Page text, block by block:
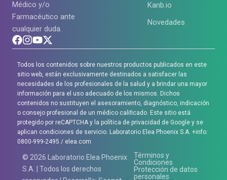
Médico y/o
Farmacéutico ante
cualquier duda.
Kanb.io
Novedades
Todos los contenidos sobre nuestros productos publicados en este
sitio web, están exclusivamente destinados a satisfacer las
necesidades de los profesionales de la salud y a brindar una mayor
información para el uso adecuado de los mismos. Dichos
contenidos no sustituyen el asesoramiento, diagnóstico, indicación
o consejo profesional de un médico caliﬁcado. Este sitio está
protegido por reCAPTCHA y la política de privacidad de Google y se
aplican condiciones de servicio. Laboratorio Elea Phoenix S.A. +info:
0800-999-2495 / elea.com
© 2026 Laboratorio Elea Phoenix
S.A. | Todos los derechos
Términos y
Condiciones
Protección de datos
personales